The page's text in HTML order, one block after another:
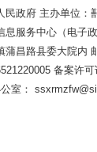
民政府 主办单位：
服务中心（电子政
蒲昌路县委大院内
备案许可
室：